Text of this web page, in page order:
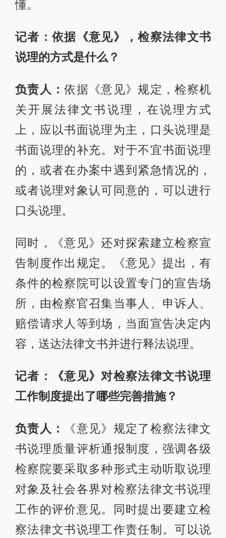
懂。
记者：依据《意见》，检察法律文书
说理的方式是什么？
负责人：依据《意见》规定，检察机
关开展法律文书说理，在说理方式
上，应以书面说理为主，口头说理是
书面说理的补充。对于不宜书面说理
的，或者在办案中遇到紧急情况的，
或者说理对象认可同意的，可以进行
口头说理。
同时，《意见》还对探索建立检察宣
告制度作出规定。《意见》提出，有
条件的检察院可以设置专门的宣告场
所，由检察官召集当事人、申诉人、
赔偿请求人等到场，当面宣告决定内
容，送达法律文书并进行释法说理。
记者：《意见》对检察法律文书说理
工作制度提出了哪些完善措施？
负责人：
《意见》规定了检察法律文
书说理质量评析通报制度，强调各级
检察院要采取多种形式主动听取说理
对象及社会各界对检察法律文书说理
工作的评价意见。同时提出要建立检
察法律文书说理工作责任制。可以说